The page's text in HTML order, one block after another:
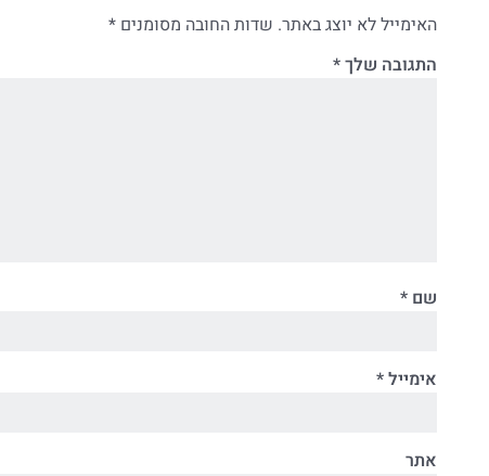
האימייל לא יוצג באתר. שדות החובה מסומנים *
התגובה שלך*
שם *
אימייל*
אתר